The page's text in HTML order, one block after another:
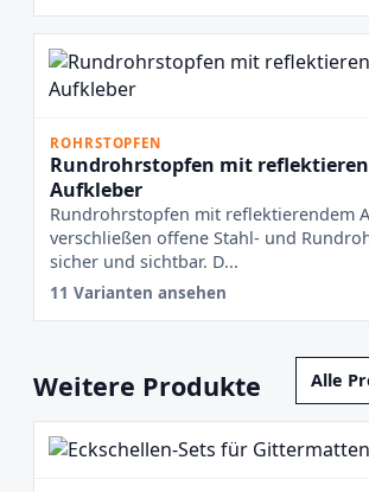
ROHRSTOPFEN
Rundrohrstopfen mit
Aufkleber
Rundrohrstopfen mit reflektierendem
verschließen offene Stahl- und
sicher und sichtbar. D...
11 Varianten ansehen
Weitere Produkte Alle